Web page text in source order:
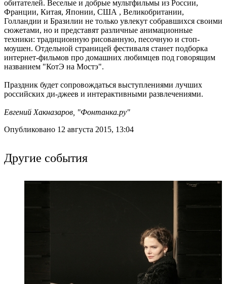
обитателей. Веселые и добрые мультфильмы из России,
Франции, Китая, Японии, США , Великобритании,
Голландии и Бразилии не только увлекут собравшихся своими
сюжетами, но и представят различные анимационные
техники: традиционную рисованную, песочную и стоп-
моушен. Отдельной страницей фестиваля станет подборка
интернет-фильмов про домашних любимцев под говорящим
названием "КотЭ на Мостэ".
Праздник будет сопровождаться выступлениями лучших
российских ди-джеев и интерактивными развлечениями.
Евгений Хакназаров, "Фонтанка.ру"
Опубликовано 12 августа 2015, 13:04
Другие события